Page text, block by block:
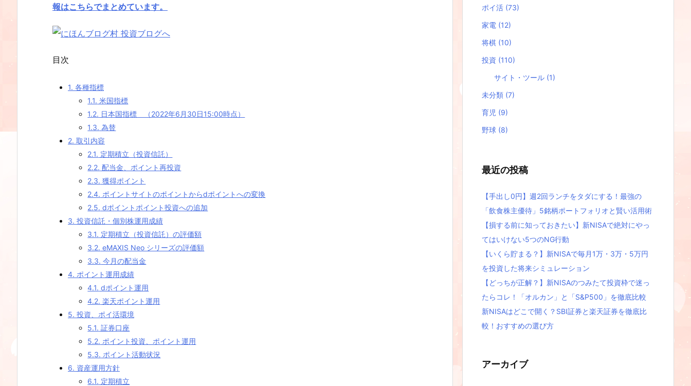
報はこちらでまとめています。
目次
1. 各種指標
1.1. 米国指標
1.2. 日本国指標 （2022年6月30日15:00時点）
1.3. 為替
2. 取引内容
2.1. 定期積立（投資信託）
2.2. 配当金、ポイント再投資
2.3. 獲得ポイント
2.4. ポイントサイトのポイントからdポイントへの変換
2.5. dポイントポイント投資への追加
3. 投資信託・個別株運用成績
3.1. 定期積立（投資信託）の評価額
3.2. eMAXIS Neo シリーズの評価額
3.3. 今月の配当金
4. ポイント運用成績
4.1. dポイント運用
4.2. 楽天ポイント運用
5. 投資、ポイ活環境
5.1. 証券口座
5.2. ポイント投資、ポイント運用
5.3. ポイント活動状況
6. 資産運用方針
6.1. 定期積立
ポイ活 (73)
家電 (12)
将棋 (10)
投資 (110)
サイト・ツール (1)
未分類 (7)
育児 (9)
野球 (8)
最近の投稿
【手出し0円】週2回ランチをタダにする！最強の
「飲食株主優待」5銘柄ポートフォリオと賢い活用術
【損する前に知っておきたい】新NISAで絶対にやっ
てはいけない5つのNG行動
【いくら貯まる？】新NISAで毎月1万・3万・5万円
を投資した将来シミュレーション
【どっちが正解？】新NISAのつみたて投資枠で迷っ
たらコレ！「オルカン」と「S&P500」を徹底比較
新NISAはどこで開く？SBI証券と楽天証券を徹底比
較！おすすめの選び方
アーカイブ